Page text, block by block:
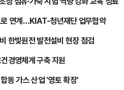
로 연계…KIAT-청년재단 업무협약
한빛원전 발전설비 현장 점검
경영체계 구축 지원
동 가스 산업 '영토 확장'